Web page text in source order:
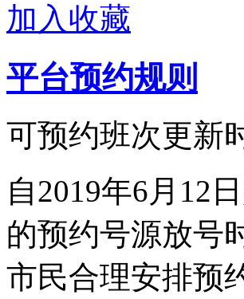
加入收藏
平台预约规则
可预约班次更新
自2019年6月12
的预约号源放号
市民合理安排预